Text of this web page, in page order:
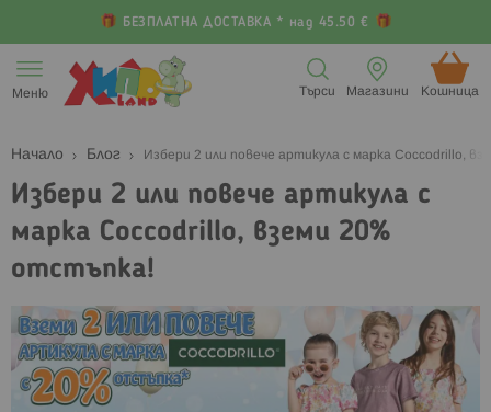
БЕЗПЛАТНА ДОСТАВКА * над 45.50 €
към
съдържанието
Меню Кошница (
Магазини
Търси
Начало Блог Избери 2 или повече артикула с марка Coccodrillo,
Избери 2 или повече артикула с
марка Coccodrillo, вземи 20%
отстъпка!